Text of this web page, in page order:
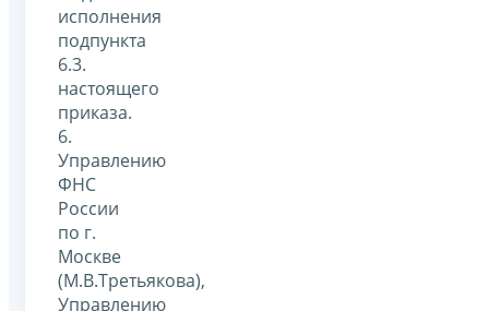
исполнения
подпункта
6.3.
настоящего
приказа.
6.
Управлению
ФНС
России
по г.
Москве
(М.В.Третьякова),
Управлению